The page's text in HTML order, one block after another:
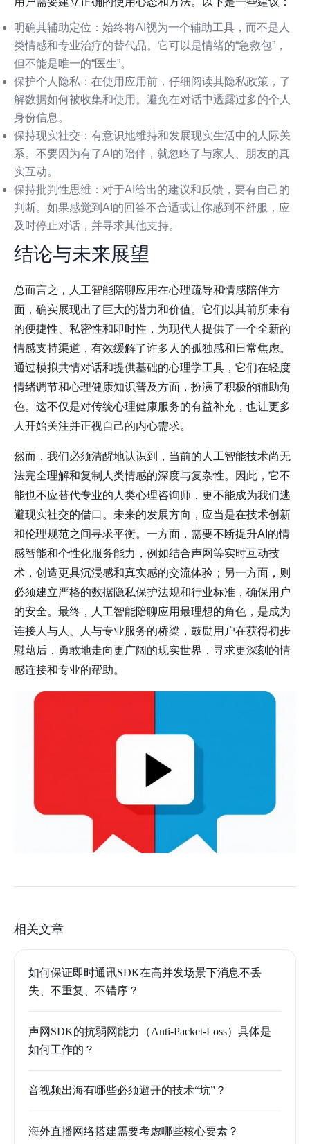
明确其辅助定位 ：始终将AI视为一个辅助工具，而不是人
类情感和专业治疗的替代品。它可以是情绪的“急救包”，
但不能是唯一的“医生”。
保护个人隐私 ：在使用应用前，仔细阅读其隐私政策，了
解数据如何被收集和使用。避免在对话中透露过多的个人
身份信息。
保持现实社交 ：有意识地维持和发展现实生活中的人际关
系。不要因为有了AI的陪伴，就忽略了与家人、朋友的真
实互动。
保持批判性思维 ：对于AI给出的建议和反馈，要有自己的
判断。如果感觉到AI的回答不合适或让你感到不舒服，应
及时停止对话，并寻求其他支持。
结论与未来展望
总而言之，人工智能陪聊应用在心理疏导和情感陪伴方
面，确实展现出了巨大的潜力和价值。它们以其前所未有
的便捷性、私密性和即时性，为现代人提供了一个全新的
情感支持渠道，有效缓解了许多人的孤独感和日常焦虑。
通过模拟共情对话和提供基础的心理学工具，它们在轻度
情绪调节和心理健康知识普及方面，扮演了积极的辅助角
色。这不仅是对传统心理健康服务的有益补充，也让更多
人开始关注并正视自己的内心需求。
然而，我们必须清醒地认识到，当前的人工智能技术尚无
法完全理解和复制人类情感的深度与复杂性。因此，它不
能也不应替代专业的人类心理咨询师，更不能成为我们逃
避现实社交的借口。未来的发展方向，应当是在技术创新
和伦理规范之间寻求平衡。一方面，需要不断提升AI的情
感智能和个性化服务能力，例如结合声网等实时互动技
术，创造更具沉浸感和真实感的交流体验；另一方面，则
必须建立严格的数据隐私保护法规和行业标准，确保用户
的安全。最终，人工智能陪聊应用最理想的角色，是成为
连接人与人、人与专业服务的桥梁，鼓励用户在获得初步
慰藉后，勇敢地走向更广阔的现实世界，寻求更深刻的情
感连接和专业的帮助。
相关文章
如何保证即时通讯SDK在高并发场景下消息不丢
失、不重复、不错序？
声网SDK的抗弱网能力（Anti-Packet-Loss）具体是
如何工作的？
音视频出海有哪些必须避开的技术“坑”？
海外直播网络搭建需要考虑哪些核心要素？